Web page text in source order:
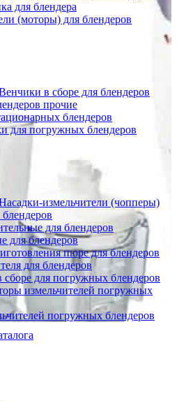
для блендера
(моторы) для блендеров
в сборе для блендеров
прочие
блендеров
для погружных блендеров
измельчители (чопперы)
для блендеров
для блендеров
пюре для блендеров
для блендеров
сборе для погружных блендеров
измельчителей погружных
погружных блендеров